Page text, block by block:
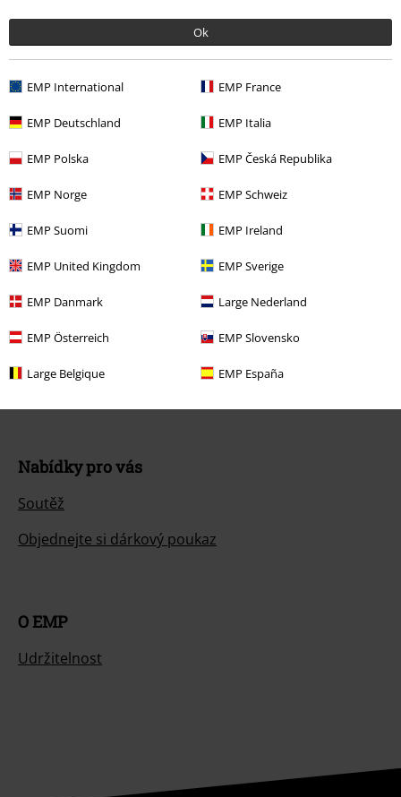
Ok
EMP International EMP France
EMP Deutschland EMP Italia
EMP Polska EMP Česká Republika
EMP Norge EMP Schweiz
EMP Suomi EMP Ireland
EMP United Kingdom EMP Sverige
EMP Danmark Large Nederland
EMP Österreich EMP Slovensko
Large Belgique EMP España
Náš zákaznický servis je tu pro vás
Zahájit chat
Zákaznícky servis
Pomoc / FAQ
Podmínky vracení zboží
Vrácení zboží
Všeobecné informace o velikostech
Zrušit členství v BSC
Způsoby platby
Nabídky pro vás
Soutěž
Objednejte si dárkový poukaz
O EMP
Udržitelnost